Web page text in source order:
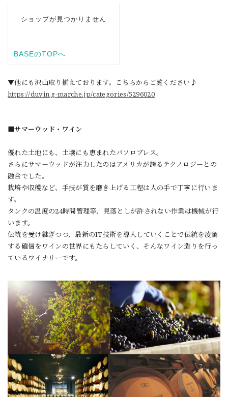
▼他にも沢山取り揃えております。こちらからご覧ください♪
https://duvin.g-marche.jp/categories/5296020
■サマーウッド・ワイン
優れた土地にも、土壌にも恵まれたパソロブレス。
さらにサマーウッドが注力したのはアメリカが誇るテクノロジーとの
融合でした。
栽培や収穫など、手技が質を磨き上げる工程は人の手で丁寧に行いま
す。
タンクの温度の24時間管理等、見落としが許されない作業は機械が行
います。
伝統を受け継ぎつつ、最新のIT技術を導入していくことで伝統を凌駕
する確信をワインの世界にもたらしていく、そんなワイン造りを行っ
ているワイナリーです。